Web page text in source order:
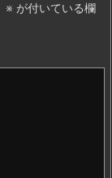
※ が付いている欄